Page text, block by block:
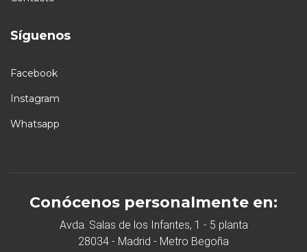
Síguenos
Facebook
Instagram
Whatsapp
Conócenos personalmente en:
Avda. Salas de los Infantes, 1 - 5 planta
28034 - Madrid - Metro Begoña